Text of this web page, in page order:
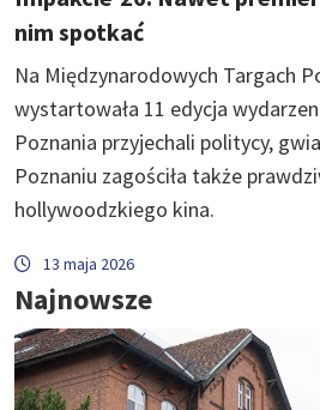
nim spotkać
Na Międzynarodowych Targach
wystartowała 11 edycja
Poznania przyjechali politycy,
Poznaniu zagościła także
hollywoodzkiego kina.
13 maja 2026
Najnowsze